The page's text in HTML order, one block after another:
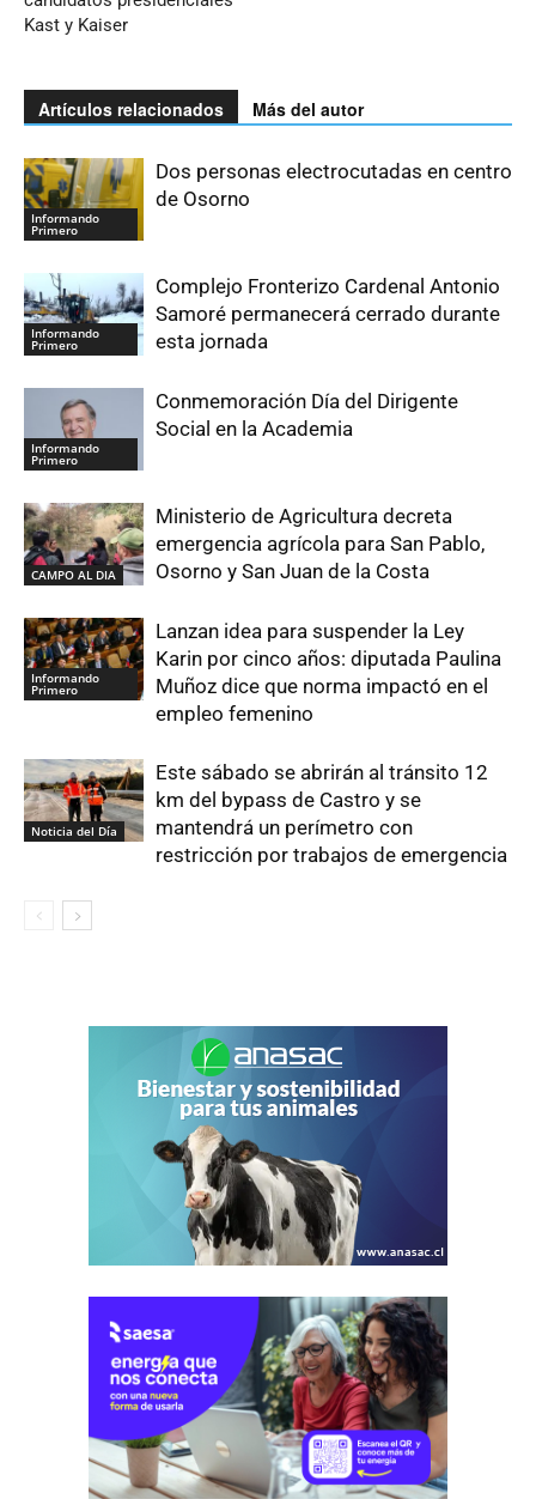
Kast y Kaiser
Artículos relacionados Más del autor
Informando
Primero
Dos personas electrocutadas en centro
de Osorno
Informando
Primero
Complejo Fronterizo Cardenal Antonio
Samoré permanecerá cerrado durante
esta jornada
Informando
Primero
Conmemoración Día del Dirigente
Social en la Academia
CAMPO AL DIA
Ministerio de Agricultura decreta
emergencia agrícola para San Pablo,
Osorno y San Juan de la Costa
Informando
Primero
Lanzan idea para suspender la Ley
Karin por cinco años: diputada Paulina
Muñoz dice que norma impactó en el
empleo femenino
Noticia del Día
Este sábado se abrirán al tránsito 12
km del bypass de Castro y se
mantendrá un perímetro con
restricción por trabajos de emergencia